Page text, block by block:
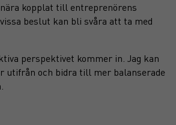
kopplat till entreprenörens
beslut kan bli svåra att ta med
perspektivet kommer in. Jag kan
utifrån och bidra till mer balanserade